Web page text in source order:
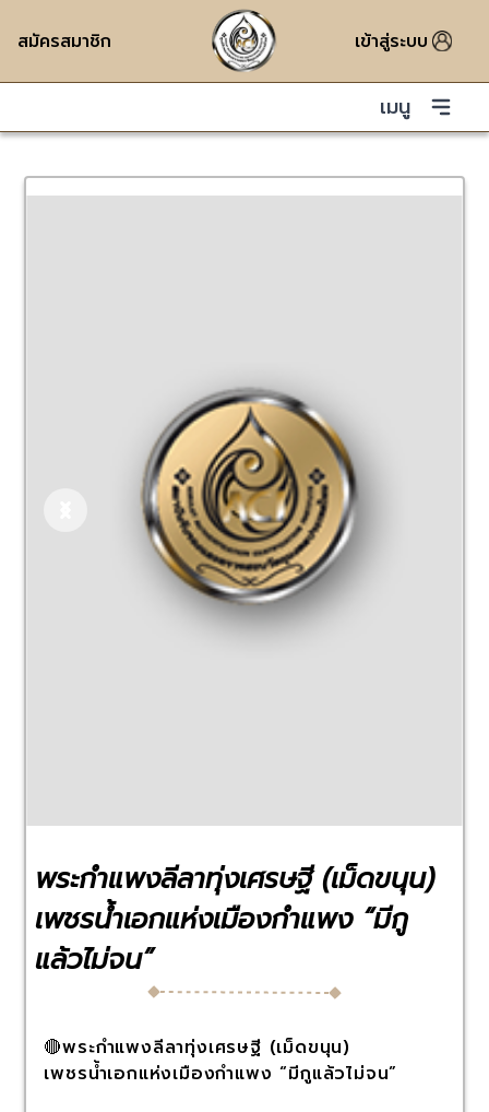
สมัครสมาชิก เข้าสู่ระบบ
เมนู
พระกำแพงลีลาทุ่งเศรษฐี (เม็ดขนุน)
เพชรน้ำเอกแห่งเมืองกำแพง “มีกู
แล้วไม่จน”
🔴พระกำแพงลีลาทุ่งเศรษฐี (เม็ดขนุน)
เพชรน้ำเอกแห่งเมืองกำแพง “มีกูแล้วไม่จน”